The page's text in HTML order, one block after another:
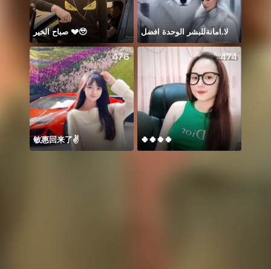
صباح الخير 💔🥹 لا.امانةللبشر الوحدة افضل
476
敏惠回来了✌️
474
🍀🍀🍀🍀